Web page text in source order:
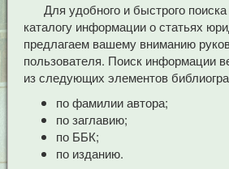
Для удобного и быстрого
каталогу информации о статьях
предлагаем вашему вниманию
пользователя. Поиск информации
из следующих элементов
по фамилии автора;
по заглавию;
по ББК;
по изданию.